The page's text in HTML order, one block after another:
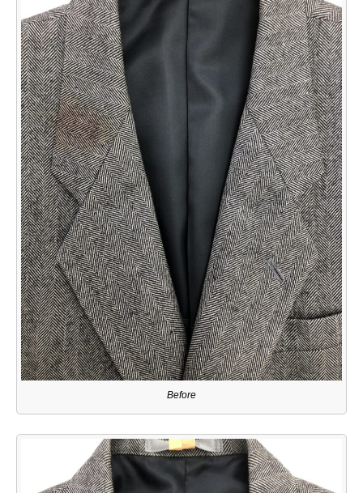
Before